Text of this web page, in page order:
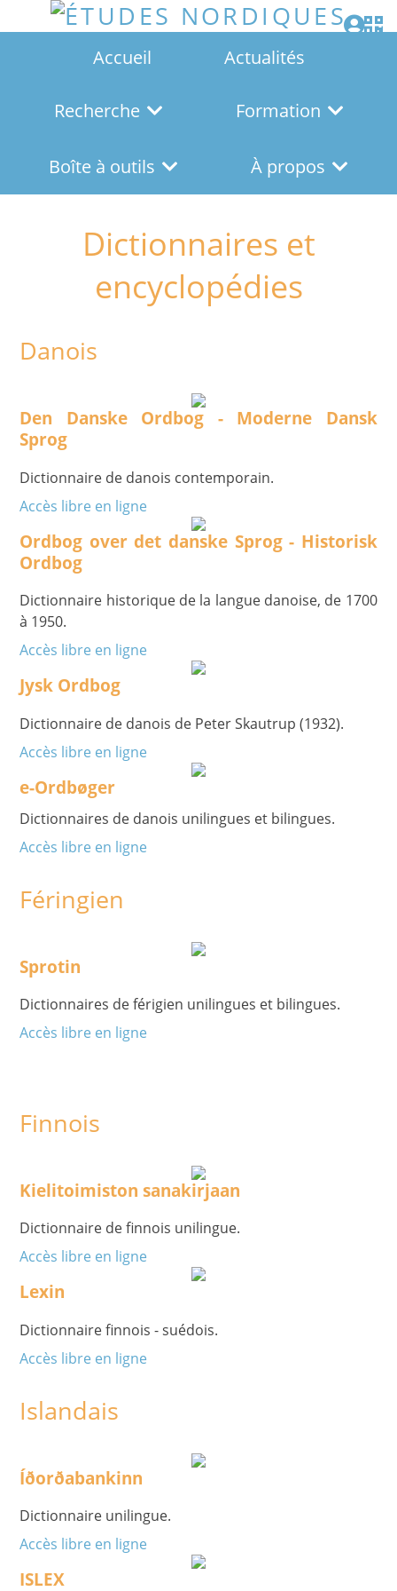
Accueil Actualités
Recherche Formation
Boîte à outils À propos
Dictionnaires et
encyclopédies
Danois
Den Danske Ordbog - Moderne Dansk
Sprog
Dictionnaire de danois contemporain.
Accès libre en ligne
Ordbog over det danske Sprog - Historisk
Ordbog
Dictionnaire historique de la langue danoise, de 1700
à 1950.
Accès libre en ligne
Jysk Ordbog
Dictionnaire de danois de Peter Skautrup (1932).
Accès libre en ligne
e-Ordbøger
Dictionnaires de danois unilingues et bilingues.
Accès libre en ligne
Féringien
Sprotin
Dictionnaires de férigien unilingues et bilingues.
Accès libre en ligne
Finnois
Kielitoimiston sanakirjaan
Dictionnaire de finnois unilingue.
Accès libre en ligne
Lexin
Dictionnaire finnois - suédois.
Accès libre en ligne
Islandais
Íðorðabankinn
Dictionnaire unilingue.
Accès libre en ligne
ISLEX